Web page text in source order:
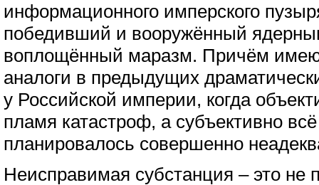
информационного имперского
победивший и вооружённый
воплощённый маразм. Причём
аналоги в предыдущих
у Российской империи, когда
пламя катастроф, а субъективно
планировалось совершенно
Неисправимая субстанция – это не